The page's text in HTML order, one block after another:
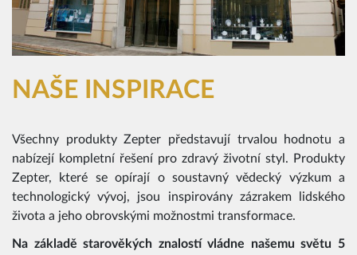
NAŠE INSPIRACE
Všechny produkty Zepter představují trvalou hodnotu a
nabízejí kompletní řešení pro zdravý životní styl. Produkty
Zepter, které se opírají o soustavný vědecký výzkum a
technologický vývoj, jsou inspirovány zázrakem lidského
života a jeho obrovskými možnostmi transformace.
Na základě starověkých znalostí vládne našemu světu 5